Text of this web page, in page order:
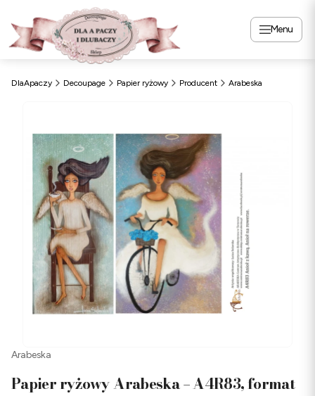
Menu
DlaApaczy Decoupage Papier ryżowy Producent Arabeska
Arabeska
Papier ryżowy Arabeska – A4R83, format